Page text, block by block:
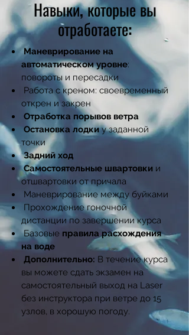
Навыки, которые вы
отработаете:
Маневрирование на
автоматическом уровне:
повороты и пересадки
Работа с креном: своевременный
открен и закрен
Отработка порывов ветра
Остановка лодкиу заданной
точки
Задний ход
Самостоятельные швартовки и
отшвартовки от причала
Маневрирование между буйками
Прохождение гоночной
дистанции по завершении курса
Базовые правила расхождения
на воде
Дополнительно: В течение курса
вы можете сдать экзамен на
самостоятельный выход на Laser
без инструктора при ветре до 15
узлов, в хорошую погоду.